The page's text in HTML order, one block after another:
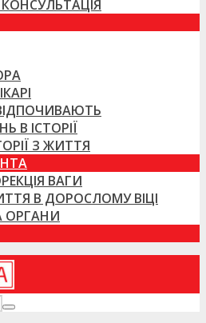
В ІСТОРІЇ
З ЖИТТЯ
ВАГИ
В ДОРОСЛОМУ ВІЦІ
ОРГАНИ